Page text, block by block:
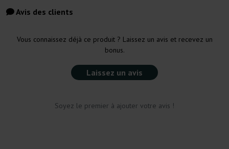
Avis des clients
Vous connaissez déjà ce produit ? Laissez un avis et recevez un
bonus.
Laissez un avis
Soyez le premier à ajouter votre avis !